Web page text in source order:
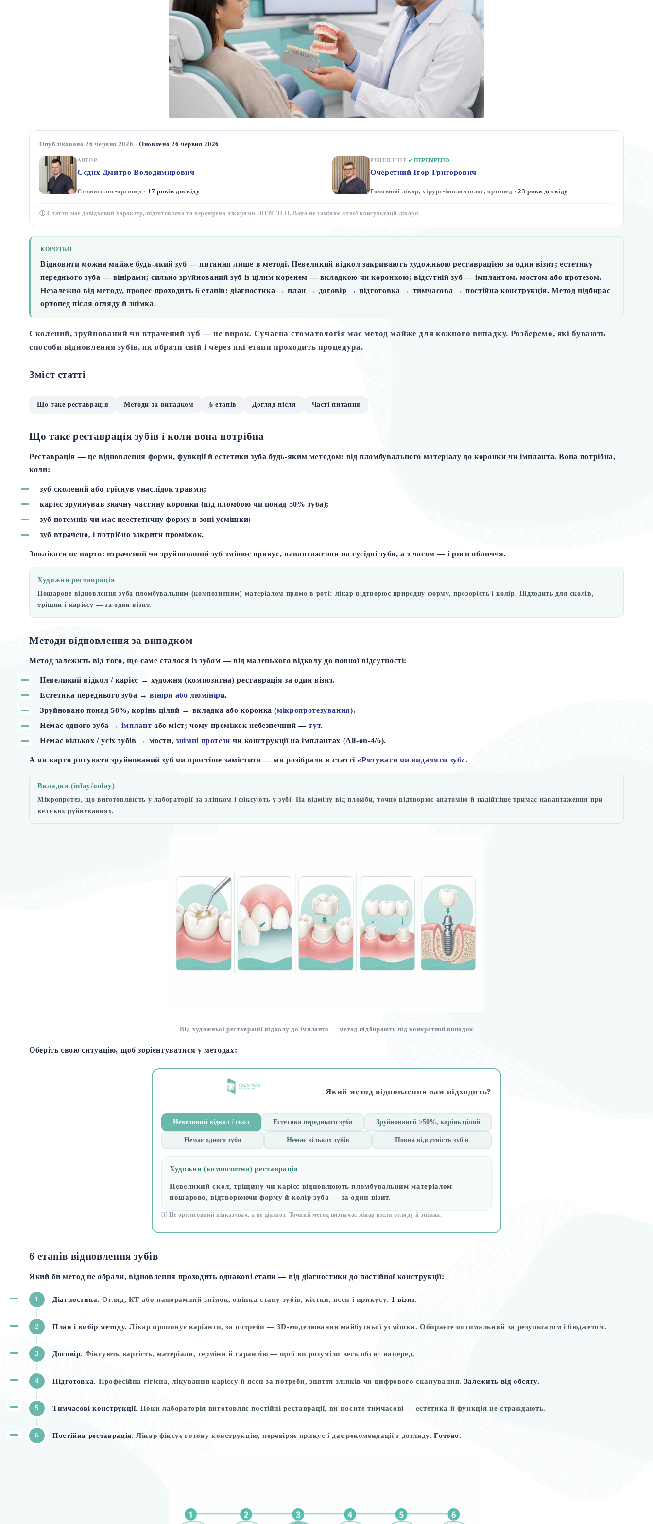
Опубліковано 26 червня 2026 · Оновлено 26 червня 2026
АВТОР
Сєдих Дмитро Володимирович
Стоматолог-ортопед · 17 років досвіду
РЕЦЕНЗЕНТ ✓ ПЕРЕВІРЕНО
Очеретний Ігор Григорович
Головний лікар, хірург-імплантолог, ортопед ·23 роки досвіду
ⓘ Стаття має довідковий характер, підготовлена та перевірена лікарями IDENTICO. Вона не замінює очної консультації лікаря.
КОРОТКО
Відновити можна майже будь-який зуб — питання лише в методі.Невеликий відкол закривають художньою реставрацією за один візит;естетику
переднього зуба — вінірами; сильно зруйнований зуб із цілим коренем — вкладкою чи коронкою; відсутній зуб — імплантом, мостом або протезом.
Незалежно від методу, процес проходить 6 етапів: діагностика → план → договір → підготовка → тимчасова → постійна конструкція. Метод підбирає
ортопед після огляду й знімка.
Сколений, зруйнований чи втрачений зуб — не вирок. Сучасна стоматологія має метод майже для кожного випадку. Розберемо, які бувають
способи відновлення зубів, як обрати свій і через які етапи проходить процедура.
Зміст статті
Що таке реставрація Методи за випадком 6 етапів Догляд після Часті питання
Що таке реставрація зубів і коли вона потрібна
Реставрація — це відновлення форми, функції й естетики зуба будь-яким методом: від пломбувального матеріалу до коронки чи імпланта. Вона потрібна,
коли:
зуб сколений або тріснув унаслідок травми;
карієс зруйнував значну частину коронки (під пломбою чи понад 50% зуба);
зуб потемнів чи має неестетичну форму в зоні усмішки;
зуб втрачено, і потрібно закрити проміжок.
Зволікати не варто: втрачений чи зруйнований зуб змінює прикус, навантаження на сусідні зуби, а з часом — і риси обличчя.
Художня реставрація
Пошарове відновлення зуба пломбувальним (композитним) матеріалом прямо в роті: лікар відтворює природну форму, прозорість і колір. Підходить для сколів,
тріщин і карієсу — за один візит.
Методи відновлення за випадком
Метод залежить від того, що саме сталося із зубом — від маленького відколу до повної відсутності:
Невеликий відкол / карієс → художня (композитна) реставрація за один візит.
Естетика переднього зуба →вініри або люмініри.
Зруйновано понад 50%, корінь цілий → вкладка або коронка (мікропротезування).
Немає одного зуба → імплант або міст; чому проміжок небезпечний —тут.
Немає кількох / усіх зубів → мости,знімні протези чи конструкції на імплантах (All-on-4/6).
А чи варто рятувати зруйнований зуб чи простіше замістити — ми розібрали в статті «Рятувати чи видаляти зуб».
Вкладка (inlay/onlay)
Мікропротез, що виготовляють у лабораторії за зліпком і фіксують у зубі. На відміну від пломби, точно відтворює анатомію й надійніше тримає навантаження при
великих руйнуваннях.
Від художньої реставрації відколу до імпланта — метод підбирають під конкретний випадок
Оберіть свою ситуацію, щоб зорієнтуватися у методах:
Який метод відновлення вам підходить?
Невеликий відкол / скол Естетика переднього зуба Зруйнований >50%, корінь цілий
Немає одного зуба Немає кількох зубів Повна відсутність зубів
Художня (композитна) реставрація
Невеликий скол, тріщину чи карієс відновлюють пломбувальним матеріалом
пошарово, відтворюючи форму й колір зуба — за один візит.
ⓘ Це орієнтовний підказувач, а не діагноз. Точний метод визначає лікар після огляду й знімка.
6 етапів відновлення зубів
Який би метод не обрали, відновлення проходить однакові етапи — від діагностики до постійної конструкції:
1 Діагностика. Огляд, КТ або панорамний знімок, оцінка стану зубів, кістки, ясен і прикусу. 1 візит.
2 План і вибір методу. Лікар пропонує варіанти, за потреби — 3D-моделювання майбутньої усмішки. Обираєте оптимальний за результатом і бюджетом.
3 Договір. Фіксують вартість, матеріали, терміни й гарантію — щоб ви розуміли весь обсяг наперед.
4 Підготовка. Професійна гігієна, лікування карієсу й ясен за потреби, зняття зліпків чи цифрового сканування. Залежить від обсягу.
5 Тимчасові конструкції. Поки лабораторія виготовляє постійні реставрації, ви носите тимчасові — естетика й функція не страждають.
6 Постійна реставрація. Лікар фіксує готову конструкцію, перевіряє прикус і дає рекомендації з догляду.Готово.